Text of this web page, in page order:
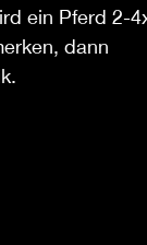
ein Pferd 2-
dann